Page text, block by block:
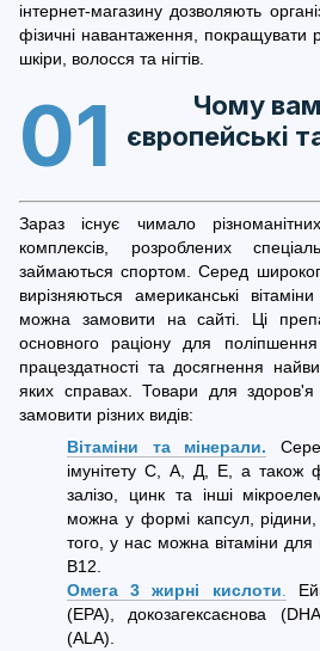
інтернет-магазину дозволяють
фізичні навантаження, покращувати
шкіри, волосся та нігтів.
Чому
європейські
01
Зараз існує чимало
комплексів, розроблених
займаються спортом. Серед
вирізняються американські
можна замовити на сайті. Ці
основного раціону для
працездатності та досягнення
яких справах. Товари для
замовити різних видів:
Вітаміни та мінерали.
імунітету С, А, Д, Е, а також
залізо, цинк та інші
можна у формі капсул,
того, у нас можна вітаміни
В12.
Омега 3 жирні кислоти
(EPA), докозагексаєнова
(ALA).